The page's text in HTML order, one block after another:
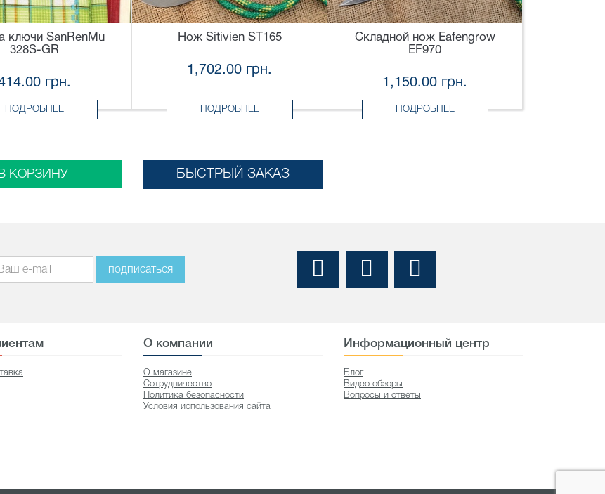
ключи SanRenMu
328S-GR
грн.
ПОДРОБНЕЕ
Нож Sitivien ST165
1,702.00 грн.
ПОДРОБНЕЕ
Складной нож Eafengrow
EF970
1,150.00 грн.
ПОДРОБНЕЕ
КОРЗИНУ БЫСТРЫЙ ЗАКАЗ
подписаться
О компании
О магазине
Сотрудничество
Политика безопасности
Условия использования сайта
Информационный центр
Блог
Видео обзоры
Вопросы и ответы